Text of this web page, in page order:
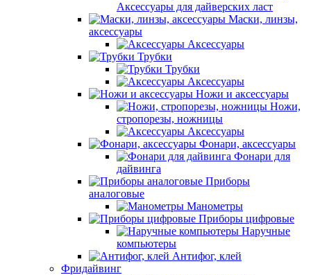
Аксессуары для дайверских ласт
Маски, линзы,
аксессуары
Аксессуары
Трубки
Трубки
Аксессуары
Ножи и аксессуары
Ножи,
стропорезы, ножницы
Аксессуары
Фонари, аксессуары
Фонари для
дайвинга
Приборы
аналоговые
Манометры
Приборы цифровые
Наручные
компьютеры
Антифог, клей
Фридайвинг